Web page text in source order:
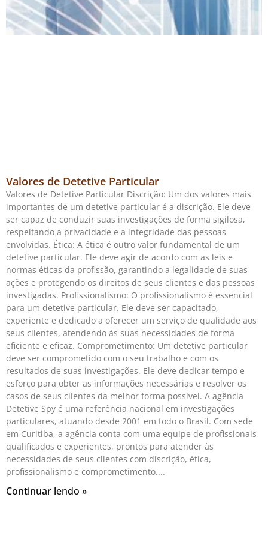
Valores de Detetive Particular
Valores de Detetive Particular Discrição: Um dos valores mais
importantes de um detetive particular é a discrição. Ele deve
ser capaz de conduzir suas investigações de forma sigilosa,
respeitando a privacidade e a integridade das pessoas
envolvidas. Ética: A ética é outro valor fundamental de um
detetive particular. Ele deve agir de acordo com as leis e
normas éticas da profissão, garantindo a legalidade de suas
ações e protegendo os direitos de seus clientes e das pessoas
investigadas. Profissionalismo: O profissionalismo é essencial
para um detetive particular. Ele deve ser capacitado,
experiente e dedicado a oferecer um serviço de qualidade aos
seus clientes, atendendo às suas necessidades de forma
eficiente e eficaz. Comprometimento: Um detetive particular
deve ser comprometido com o seu trabalho e com os
resultados de suas investigações. Ele deve dedicar tempo e
esforço para obter as informações necessárias e resolver os
casos de seus clientes da melhor forma possível. A agência
Detetive Spy é uma referência nacional em investigações
particulares, atuando desde 2001 em todo o Brasil. Com sede
em Curitiba, a agência conta com uma equipe de profissionais
qualificados e experientes, prontos para atender às
necessidades de seus clientes com discrição, ética,
profissionalismo e comprometimento.
Continuar lendo »